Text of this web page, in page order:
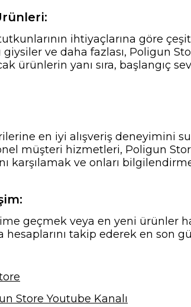
ihtiyaçlarına göre
ve daha fazlası, Poligun
ürünlerin yanı sıra,
en iyi alışveriş deneyimini
müşteri hizmetleri, Poligun
karşılamak ve onları
geçmek veya en yeni ürünler
hesaplarını takip ederek en son
Store Youtube Kanalı